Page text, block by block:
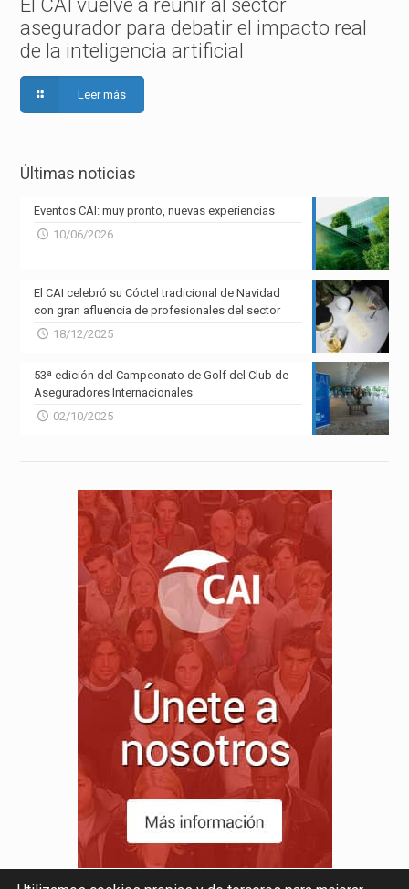
asegurador para debatir el impacto real
de la inteligencia artificial
Leer más
Últimas noticias
Eventos CAI: muy pronto, nuevas experiencias
10/06/2026
El CAI celebró su Cóctel tradicional de Navidad
con gran afluencia de profesionales del sector
18/12/2025
53ª edición del Campeonato de Golf del Club de
Aseguradores Internacionales
02/10/2025